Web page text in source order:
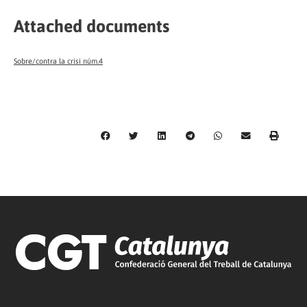
Attached documents
Sobre/contra la crisi núm.4